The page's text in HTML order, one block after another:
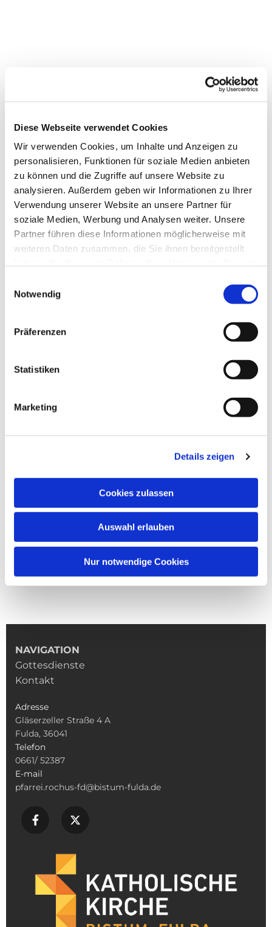
Diese Webseite verwendet Cookies
Wir verwenden Cookies, um Inhalte und Anzeigen zu
personalisieren, Funktionen für soziale Medien anbieten
zu können und die Zugriffe auf unsere Website zu
analysieren. Außerdem geben wir Informationen zu Ihrer
Verwendung unserer Website an unsere Partner für
soziale Medien, Werbung und Analysen weiter. Unsere
Partner führen diese Informationen möglicherweise mit
weiteren Daten zusammen, die Sie ihnen bereitgestellt
Notwendig
Präferenzen
Statistiken
Marketing
Details zeigen
Cookies zulassen
Auswahl erlauben
Nur notwendige Cookies
NAVIGATION
Gottesdienste
Kontakt
Adresse
Gläserzeller Straße 4 A
Fulda, 36041
Telefon
0661/ 52387
E-mail
pfarrei.rochus-fd@bistum-fulda.de